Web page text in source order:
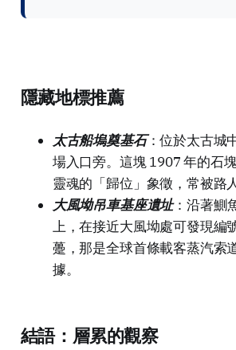
隱藏地標推薦
太古船塢奠基石：位於太古城
場入口旁。這塊 1907 年的石
靈魂的「歸位」象徵，常被路
大風坳吊車基座遺址：沿著鰂
上，在接近大風坳處可發現編
躉，那是全球首條載客蒸汽索
據。
結語：層累的觀察